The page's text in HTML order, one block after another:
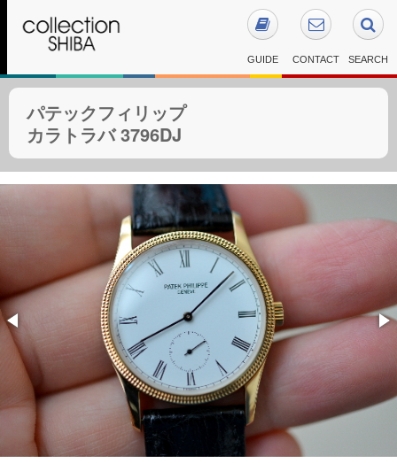
GUIDE CONTACT SEARCH
パテックフィリップ
カラトラバ 3796DJ